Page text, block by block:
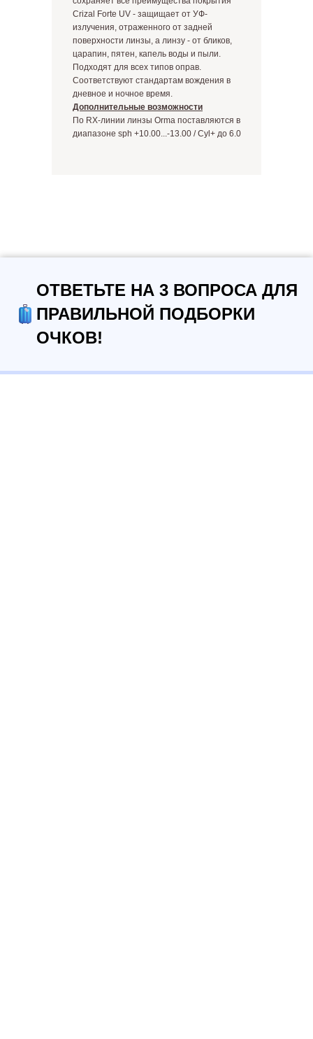
Crizal Forte UV - защищает от УФ-
излучения, отраженного от задней
поверхности линзы, а линзу - от бликов,
царапин, пятен, капель воды и пыли.
Подходят для всех типов оправ.
Соответствуют стандартам вождения в
дневное и ночное время.
Дополнительные возможности
По RX-линии линзы Orma поставляются в
диапазоне sph +10.00...-13.00 / Cyl+ до 6.0
ОТВЕТЬТЕ НА 3 ВОПРОСА ДЛЯ
ПРАВИЛЬНОЙ ПОДБОРКИ
ОЧКОВ!